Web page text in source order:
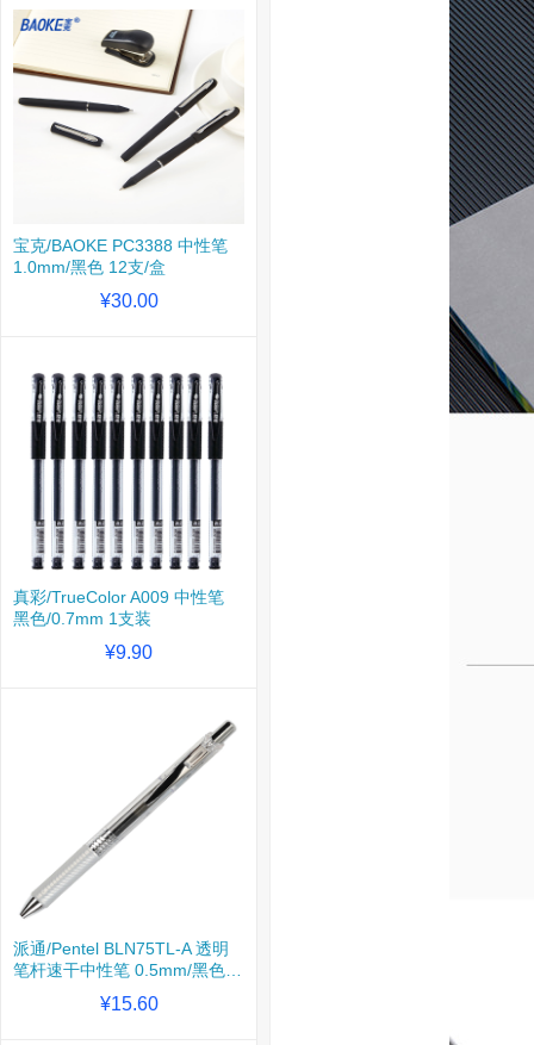
宝克/BAOKE PC3388 中性笔
1.0mm/黑色 12支/盒
¥30.00
真彩/TrueColor A009 中性笔
黑色/0.7mm 1支装
¥9.90
派通/Pentel BLN75TL-A 透明
笔杆速干中性笔 0.5mm/黑色 1
¥15.60